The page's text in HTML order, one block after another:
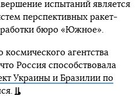
испытаний является
перспективных ракет-
бюро «Южное».
космического агентства
Россия способствовала
Украины и Бразилии по